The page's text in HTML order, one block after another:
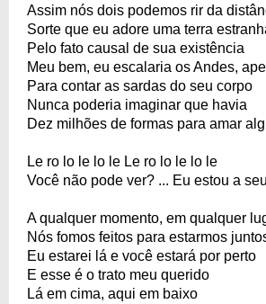
Assim nós dois podemos rir da
Sorte que eu adore uma terra
Pelo fato causal de sua existência
Meu bem, eu escalaria os Andes,
Para contar as sardas do seu corpo
Nunca poderia imaginar que havia
Dez milhões de formas para amar
Le ro lo le lo le Le ro lo le lo le
Você não pode ver? ... Eu estou a
A qualquer momento, em qualquer
Nós fomos feitos para estarmos
Eu estarei lá e você estará por perto
E esse é o trato meu querido
Lá em cima, aqui em baixo